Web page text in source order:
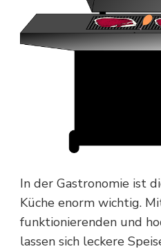
In der Gastronomie ist
Küche enorm wichtig.
funktionierenden und
lassen sich leckere